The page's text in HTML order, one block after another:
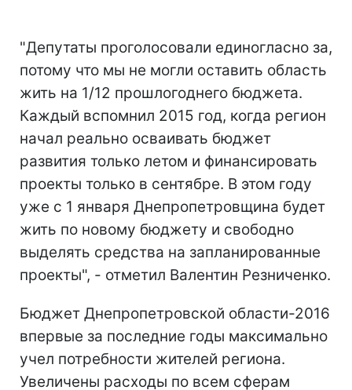
"Депутаты проголосовали единогласно за,
потому что мы не могли оставить область
жить на 1/12 прошлогоднего бюджета.
Каждый вспомнил 2015 год, когда регион
начал реально осваивать бюджет
развития только летом и финансировать
проекты только в сентябре. В этом году
уже с 1 января Днепропетровщина будет
жить по новому бюджету и свободно
выделять средства на запланированные
проекты", - отметил Валентин Резниченко.
Бюджет Днепропетровской области-2016
впервые за последние годы максимально
учел потребности жителей региона.
Увеличены расходы по всем сферам